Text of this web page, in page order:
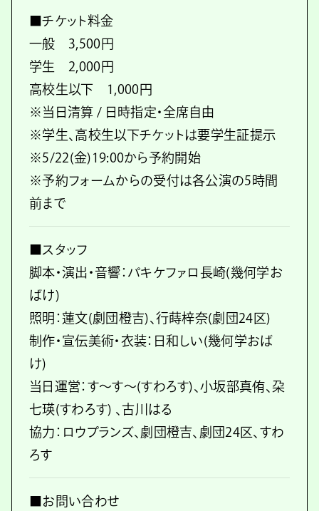
■チケット料金
一般 3,500円
学生 2,000円
高校生以下 1,000円
※当日清算 / 日時指定・全席自由
※学生、高校生以下チケットは要学生証提示
※5/22(金)19:00から予約開始
※予約フォームからの受付は各公演の5時間
前まで
■スタッフ
脚本・演出・音響：パキケファロ長崎(幾何学お
ばけ)
照明：蓮文(劇団橙吉)、行蒔梓奈(劇団24区)
制作・宣伝美術・衣装：日和しい(幾何学おば
け)
当日運営：す～す～(すわろす)、小坂部真侑、朶
七瑛(すわろす) 、古川はる
協力：ロウプランズ、劇団橙吉、劇団24区、すわ
ろす
■お問い合わせ